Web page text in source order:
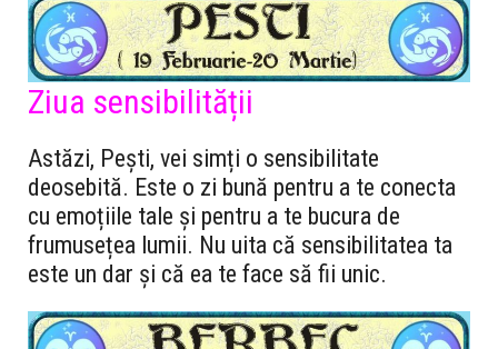
Ziua sensibilității
Astăzi, Pești, vei simți o sensibilitate
deosebită. Este o zi bună pentru a te conecta
cu emoțiile tale și pentru a te bucura de
frumusețea lumii. Nu uita că sensibilitatea ta
este un dar și că ea te face să fii unic.